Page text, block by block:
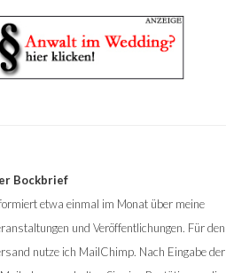
Bockbrief
etwa einmal im Monat über meine
und Veröffentlichungen. Für den
nutze ich MailChimp. Nach Eingabe der